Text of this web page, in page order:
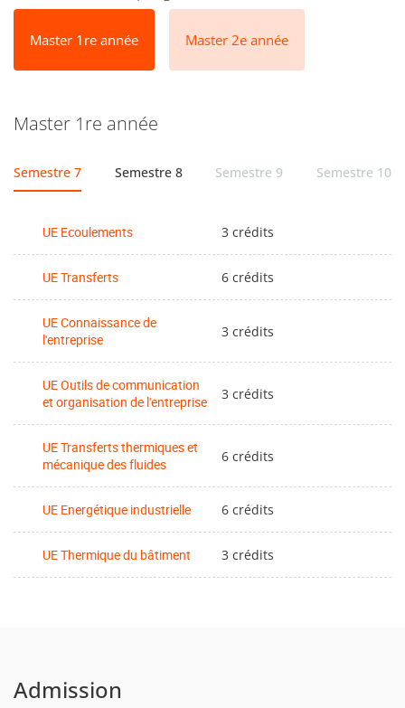
Master 1re année Master 2e année
Master 1re année
Semestre 7 Semestre 8 Semestre 9 Semestre 10
UE Ecoulements 3 crédits
UE Transferts 6 crédits
UE Connaissance de
l'entreprise
3 crédits
UE Outils de communication
et organisation de l'entreprise
3 crédits
UE Transferts thermiques et
mécanique des fluides
6 crédits
UE Energétique industrielle 6 crédits
UE Thermique du bâtiment 3 crédits
Admission